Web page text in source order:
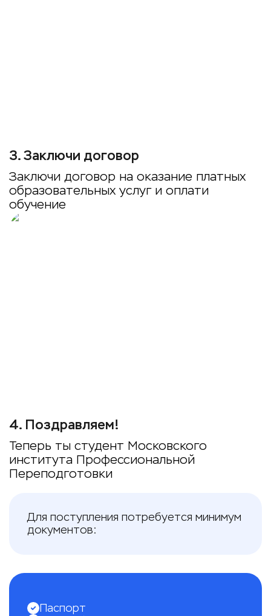
3.Заключи договор
Заключи договор на оказание платных
образовательных услуг и оплати
обучение
4. Поздравляем!
Теперь ты студент Московского
института Профессиональной
Переподготовки
Для поступления потребуется минимум
документов:
Паспорт